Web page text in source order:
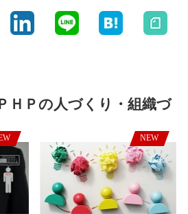
ＨＰの人づくり・組織づ
NEW